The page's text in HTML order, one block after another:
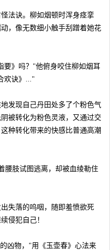
法诀。柳如烟顿时浑身痉挛
，像无数细小触手刮蹭着她花
》吗？"他俯身咬住柳如烟耳
欢诀》..."
现自己丹田处多了个粉色气
被转化为粉色灵液，又通过交
种转化带来的快感比普通高潮
肢试图逃离，却被血绫勒住
失落的呜咽，随即羞愤欲死
侵犯自己！
物，"用《玉壶春》心法来